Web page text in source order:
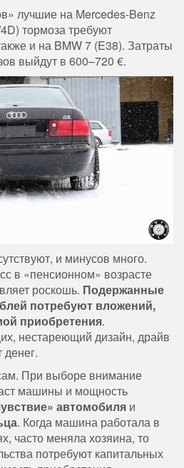
лучшие на Mercedes-Benz
тормоза требуют
и на BMW 7 (E38). Затраты
выйдут в 600–720 €.
и минусов много.
в «пенсионном» возрасте
роскошь. Подержанные
потребуют вложений,
приобретения.
нестареющий дизайн, драйв
денег.
При выборе внимание
машины и мощность
автомобиля и
. Когда машина работала в
часто меняла хозяина, то
потребуют капитальных